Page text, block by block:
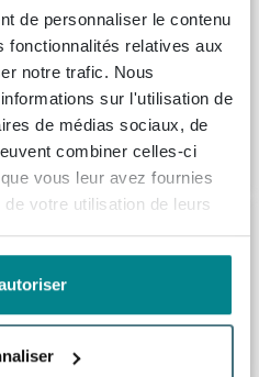
de personnaliser le contenu
fonctionnalités relatives aux
notre trafic. Nous
sur l'utilisation de
de médias sociaux, de
combiner celles-ci
vous leur avez fournies
votre utilisation de leurs
recouvrement
pour meuble chêne massif
- Avec porte-serviettes